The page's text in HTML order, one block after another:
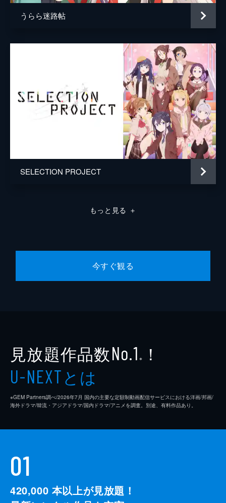
イワイのゆずの様子がおかしく...。
24分
生活がのんきになってきている誠二に指摘さ
れた15人は、山奥の温泉宿で心と体を鍛え直
すための強化合宿を命じられる。彼女たちを
迎え入れた宿の女将もまた、てっぺんグラン
プリ実行委員会の人間なのだが...。
24分
第8話 大人の肉の章
1週間のドキュメンタリー番組に密着取材を
受けることになった15人。やよいの提案で、
15人でコントライブを実施することになる。
そして本番当日、業者の手違いで間違った衣
装が届いてしまう。観客が見守る中...。
ものを出せていないと指摘されたセレブリ
ちほりに相談を持ちかけるが...。
うらら迷路帖
SELECTION PROJECT
もっと見る ＋
今すぐ観る
見放題作品数No.1 ※ ！
U-NEXTとは
※GEM Partners調べ/2026年7⽉ 国内の主要な定額制動画配信サービスにおける洋画/邦画/
海外ドラマ/韓流・アジアドラマ/国内ドラマ/アニメを調査。別途、有料作品あり。
01
420,000 本以上が見放題！